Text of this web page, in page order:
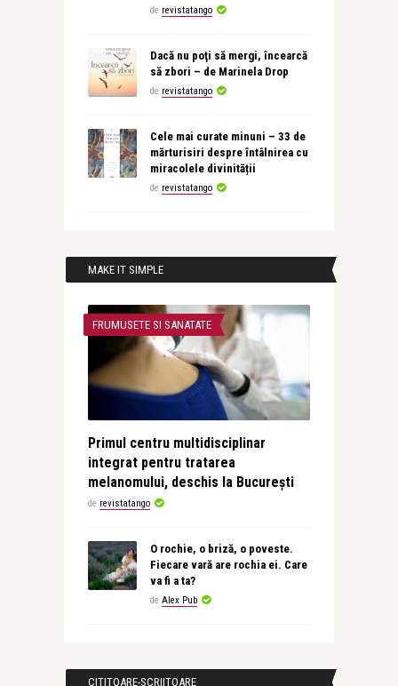
de revistatango
Dacă nu poţi să mergi, încearcă
să zbori – de Marinela Drop
de revistatango
Cele mai curate minuni – 33 de
mărturisiri despre întâlnirea cu
miracolele divinității
de revistatango
MAKE IT SIMPLE
FRUMUSETE SI SANATATE
Primul centru multidisciplinar
integrat pentru tratarea
melanomului, deschis la București
de revistatango
O rochie, o briză, o poveste.
Fiecare vară are rochia ei. Care
va fi a ta?
de Alex Pub
CITITOARE-SCRIITOARE